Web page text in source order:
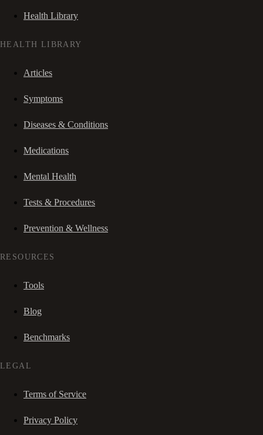
Health Library
HEALTH LIBRARY
Articles
Symptoms
Diseases & Conditions
Medications
Mental Health
Tests & Procedures
Prevention & Wellness
RESOURCES
Tools
Blog
Benchmarks
LEGAL
Terms of Service
Privacy Policy